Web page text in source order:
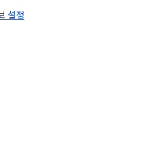
설정